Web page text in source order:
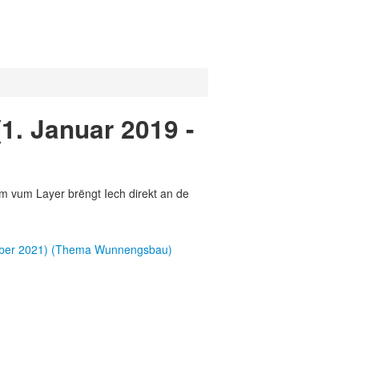
Januar 2019 -
vum Layer brëngt Iech direkt an de
2021) (Thema Wunnengsbau)